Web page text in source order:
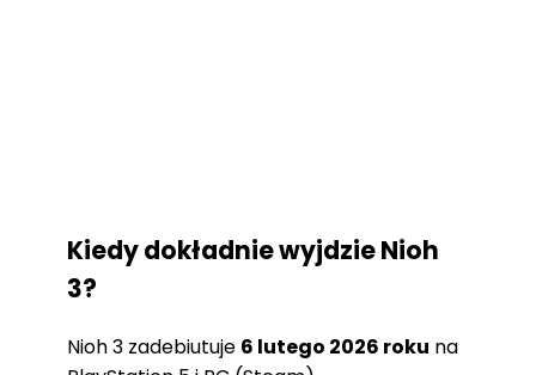
Kiedy dokładnie wyjdzie Nioh
3?
Nioh 3 zadebiutuje 6 lutego 2026 roku na